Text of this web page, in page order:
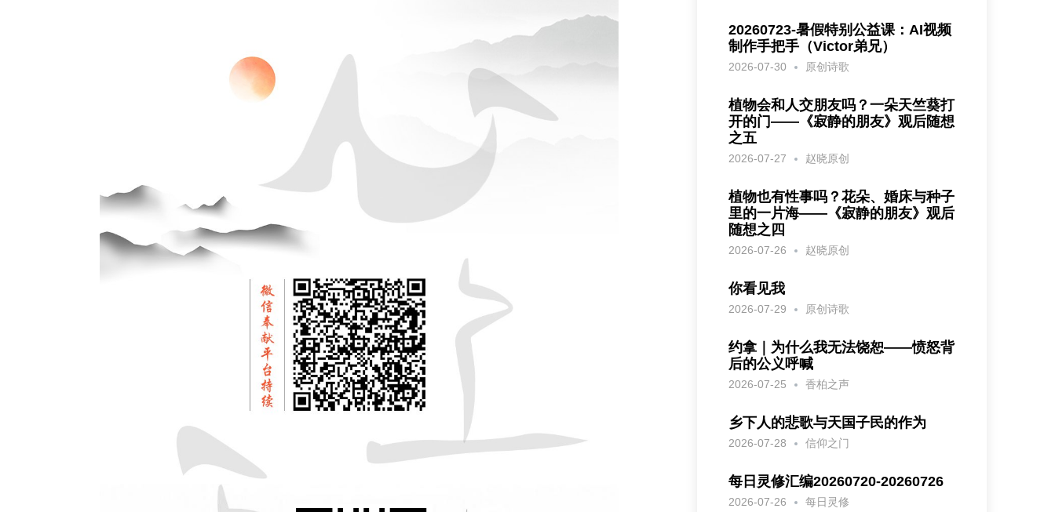
20260723-暑假特别公益课：AI视频
制作手把手（Victor弟兄）
2026-07-30 原创诗歌
植物会和人交朋友吗？一朵天竺葵打
开的门——《寂静的朋友》观后随想
之五
2026-07-27 赵晓原创
植物也有性事吗？花朵、婚床与种子
里的一片海——《寂静的朋友》观后
随想之四
2026-07-26 赵晓原创
你看见我
2026-07-29 原创诗歌
约拿｜为什么我无法饶恕——愤怒背
后的公义呼喊
2026-07-25 香柏之声
乡下人的悲歌与天国子民的作为
2026-07-28 信仰之门
每日灵修汇编20260720-20260726
2026-07-26 每日灵修